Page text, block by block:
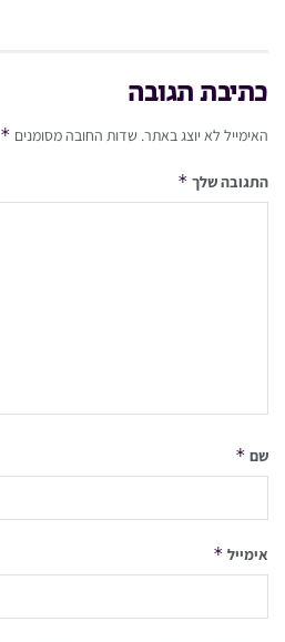
כתיבת תגובה
האימייל לא יוצג באתר. שדות החובה מסומנים *
התגובה שלך *
שם *
אימייל *